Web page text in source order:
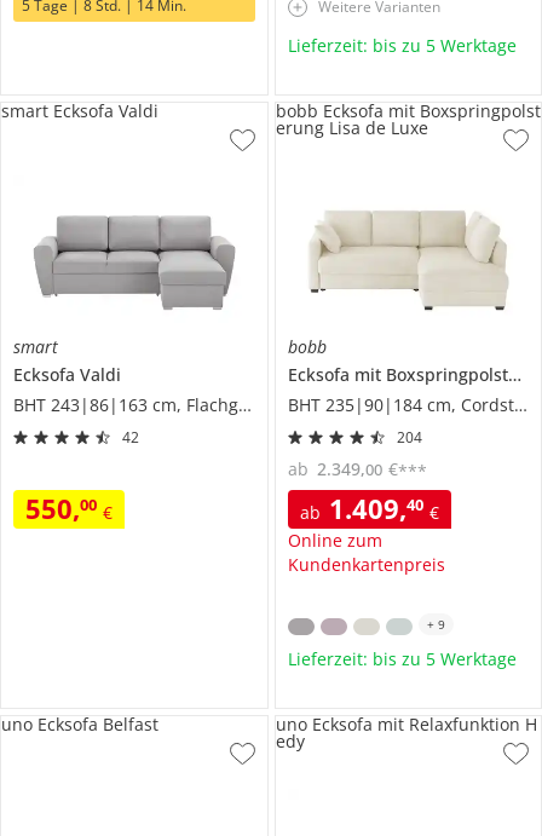
5 Tage | 8 Std. | 14 Min.
Weitere Varianten
Lieferzeit: bis zu 5 Werktage
smart
Ecksofa Valdi
BHT 243|86|163 cm, Flachgewebe
42
550,00 €
smart Ecksofa Valdi
bobb
Ecksofa mit Boxspringpolsterung
BHT 235|90|184 cm, Cordstoff
204
ab 1.409,40 €
Online zum
Kundenkartenpreis
ab 2.349,00 €***
bobb Ecksofa mit Boxspringpolst
erung Lisa de Luxe
+ 9
Lieferzeit: bis zu 5 Werktage
uno Ecksofa Belfast uno Ecksofa mit Relaxfunktion H
edy